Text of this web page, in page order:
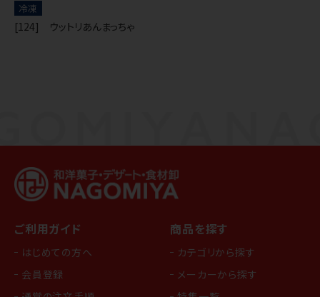
冷凍
[124] ウットリあんまっちゃ
ご利用ガイド
はじめての方へ
会員登録
商品を探す
カテゴリから探す
メーカーから探す